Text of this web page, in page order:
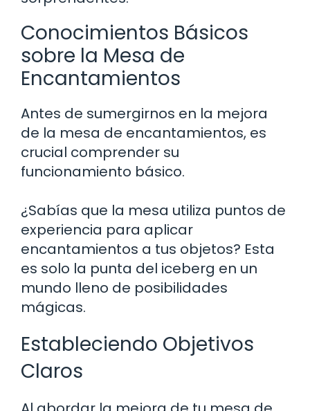
Conocimientos Básicos
sobre la Mesa de
Encantamientos
Antes de sumergirnos en la mejora
de la mesa de encantamientos, es
crucial comprender su
funcionamiento básico.
¿Sabías que la mesa utiliza puntos de
experiencia para aplicar
encantamientos a tus objetos? Esta
es solo la punta del iceberg en un
mundo lleno de posibilidades
mágicas.
Estableciendo Objetivos
Claros